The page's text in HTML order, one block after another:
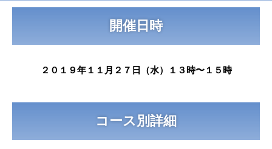
開催日時
２０１９年１１月２７日（水）１３時〜１５時
コース別詳細